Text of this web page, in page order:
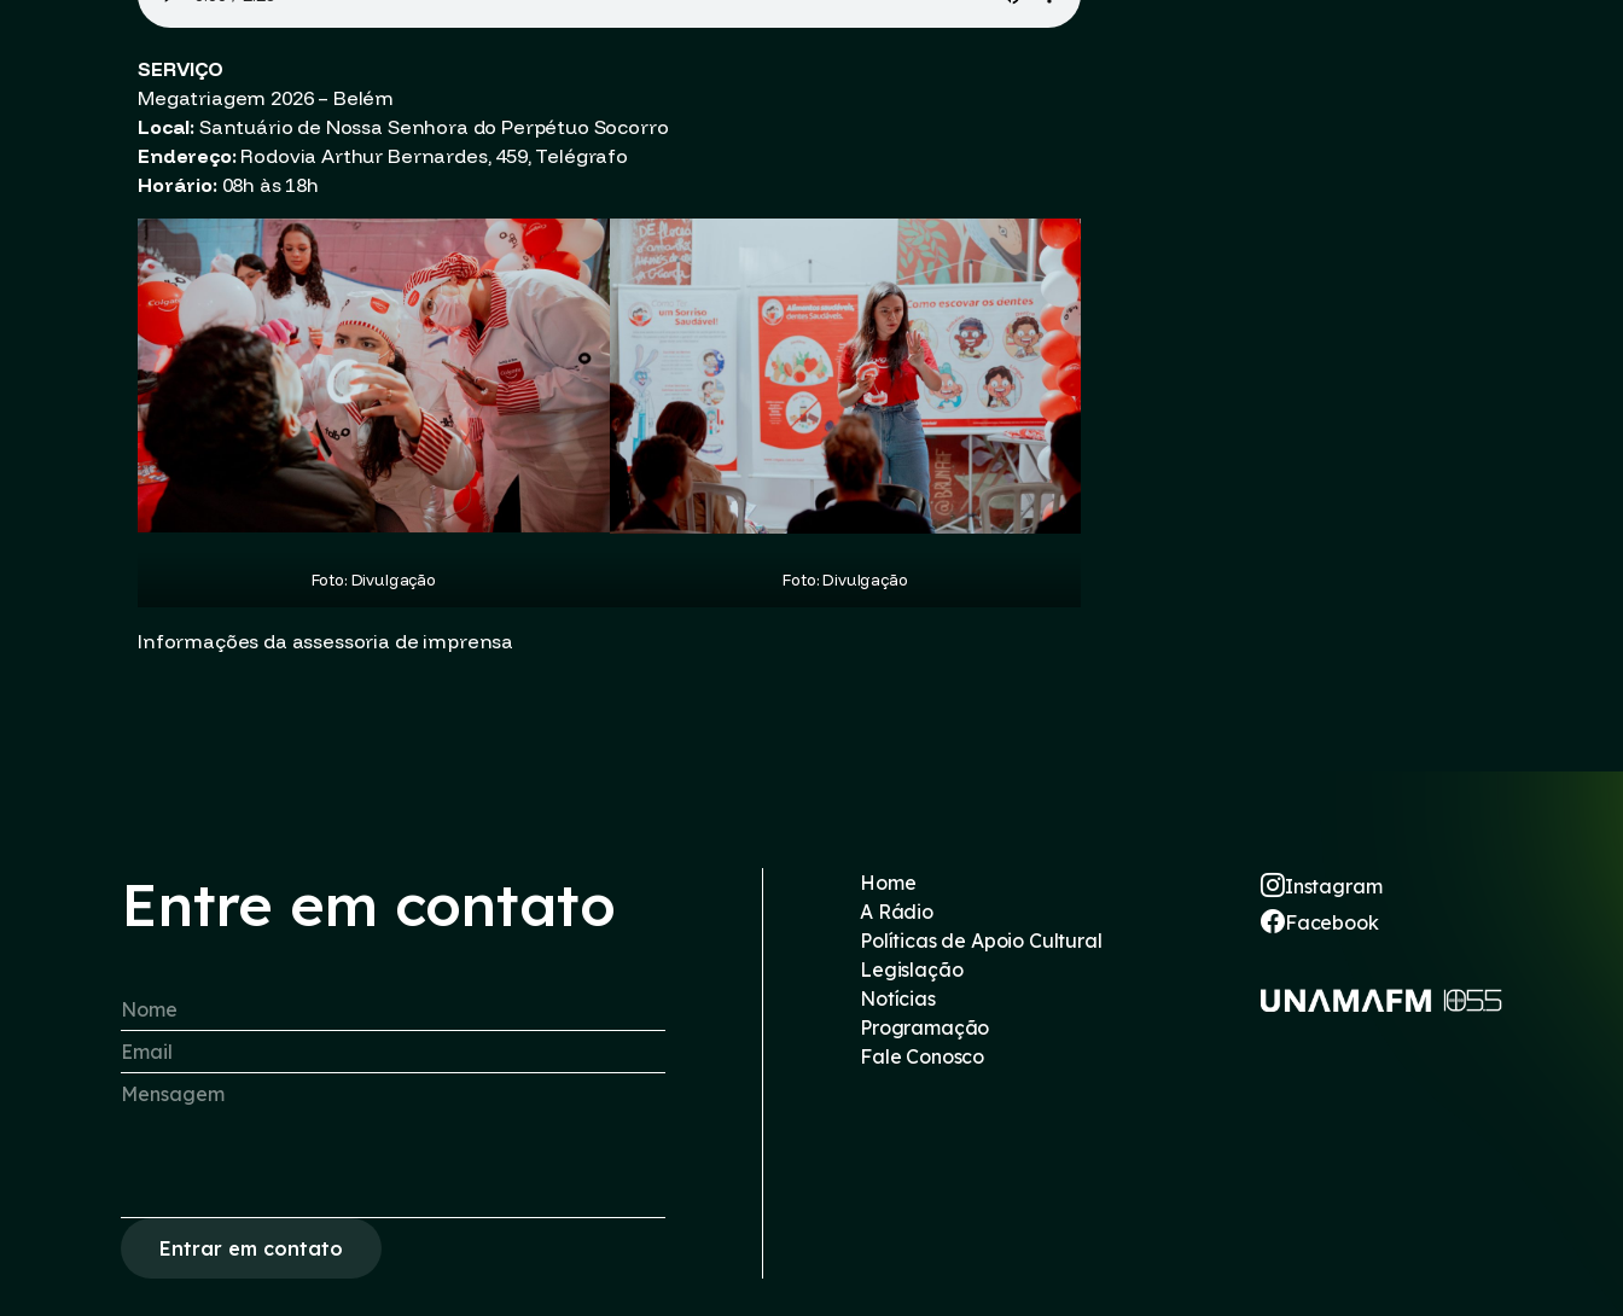
SERVIÇO
Megatriagem 2026 – Belém
Local: Santuário de Nossa Senhora do Perpétuo Socorro
Endereço:Rodovia Arthur Bernardes, 459, Telégrafo
Horário:08h às 18h
Foto: Divulgação Foto: Divulgação
Informações da assessoria de imprensa
Entre em contato
Entrar em contato
Home
A Rádio
Políticas de Apoio Cultural
Legislação
Notícias
Programação
Fale Conosco
Instagram
Facebook